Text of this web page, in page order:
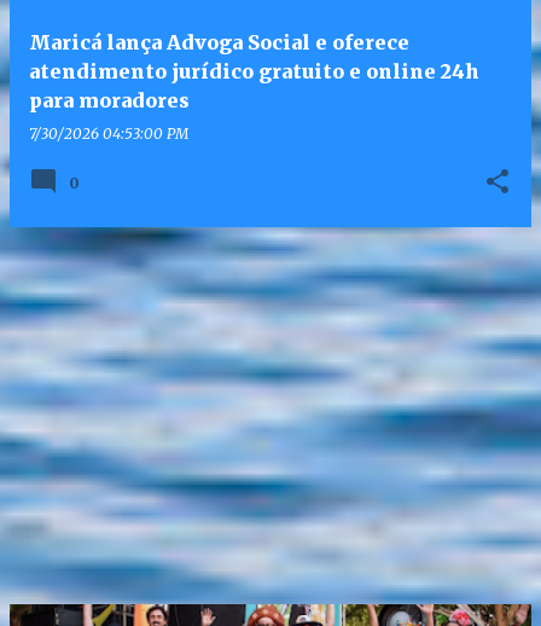
Maricá lança Advoga Social e oferece
atendimento jurídico gratuito e online 24h
para moradores
7/30/2026 04:53:00 PM
0